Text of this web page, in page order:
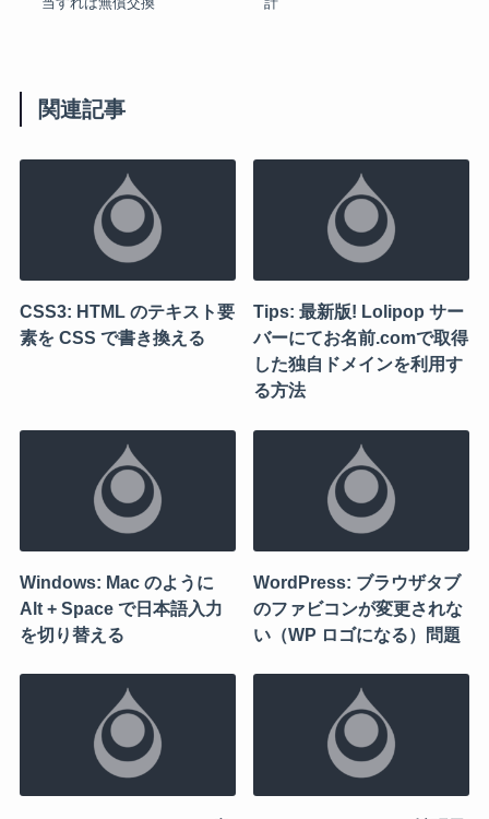
関連記事
CSS3: HTML のテキスト要
素を CSS で書き換える
Tips: 最新版! Lolipop サー
バーにてお名前.comで取得
した独自ドメインを利用す
る方法
Windows: Mac のように
Alt + Space で日本語入力
を切り替える
WordPress: ブラウザタブ
のファビコンが変更されな
い（WP ロゴになる）問題